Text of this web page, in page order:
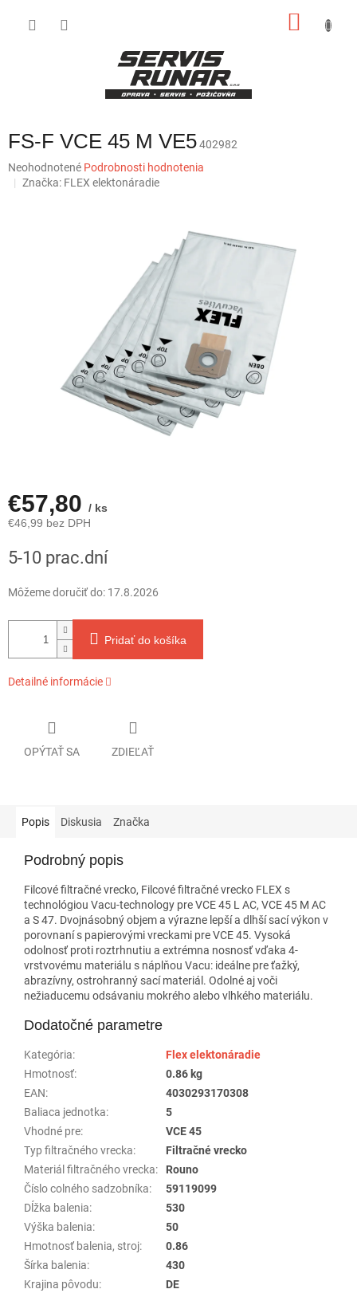
FS-F VCE 45 M VE5402982
Priemerné
hodnotenie
Neohodnotené Podrobnosti hodnotenia
Značka: FLEX elektonáradie
€57,80 / ks
€46,99 bez DPH
cena:
5-10 prac.dní
Môžeme doručiť do: 17.8.2026
Pridať do košíka
Detailné informácie
OPÝTAŤ SA ZDIEĽAŤ
Popis Diskusia Značka
Podrobný popis
Filcové filtračné vrecko, Filcové filtračné vrecko FLEX s
technológiou Vacu-technology pre VCE 45 L AC, VCE 45 M AC
a S 47. Dvojnásobný objem a výrazne lepší a dlhší sací výkon v
porovnaní s papierovými vreckami pre VCE 45. Vysoká
odolnosť proti roztrhnutiu a extrémna nosnosť vďaka 4-
vrstvovému materiálu s náplňou Vacu: ideálne pre ťažký,
abrazívny, ostrohranný sací materiál. Odolné aj voči
nežiaducemu odsávaniu mokrého alebo vlhkého materiálu.
Dodatočné parametre
Kategória:
Flex elektonáradie
Hmotnosť:
0.86 kg
EAN:
4030293170308
Baliaca jednotka:
5
Vhodné pre:
VCE 45
Typ filtračného vrecka:
Filtračné vrecko
Materiál filtračného vrecka:
Rouno
Číslo colného sadzobníka:
59119099
Dĺžka balenia:
530
Výška balenia:
50
Hmotnosť balenia, stroj:
0.86
Šírka balenia:
430
Krajina pôvodu:
DE